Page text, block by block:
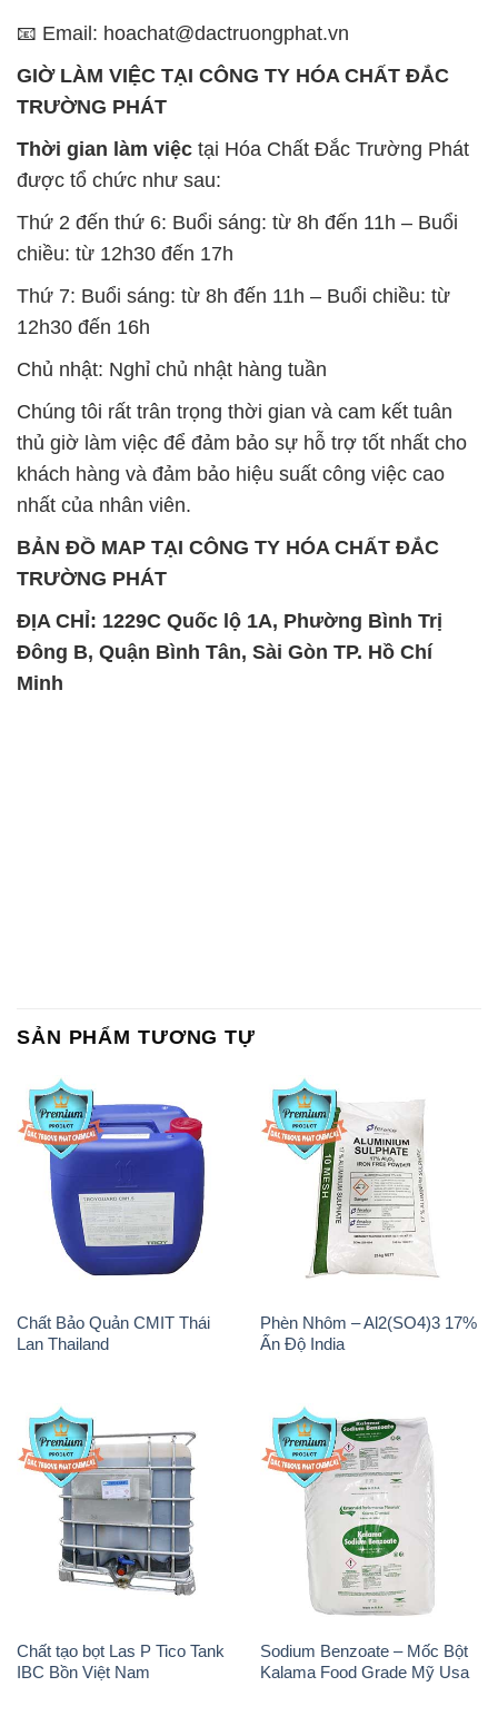
được tổ chức như sau:
Thứ 2 đến thứ 6: Buổi sáng: từ 8h đến 11h – Buổi
chiều: từ 12h30 đến 17h
Thứ 7: Buổi sáng: từ 8h đến 11h – Buổi chiều: từ
12h30 đến 16h
Chủ nhật: Nghỉ chủ nhật hàng tuần
thủ giờ làm việc để đảm bảo sự hỗ trợ tốt nhất cho
khách hàng và đảm bảo hiệu suất công việc cao
nhất của nhân viên.
BẢN ĐỒ MAP TẠI CÔNG TY HÓA CHẤT ĐẮC
TRƯỜNG PHÁT
ĐỊA CHỈ: 1229C Quốc lộ 1A, Phường Bình Trị
Đông B, Quận Bình Tân, Sài Gòn TP. Hồ Chí
Minh
Chất Bảo Quản CMIT Thái
Lan Thailand
Phèn Nhôm – Al2(SO4)3 17%
Ấn Độ India
Chất tạo bọt Las P Tico Tank
IBC Bồn Việt Nam
Sodium Benzoate – Mốc Bột
Kalama Food Grade Mỹ Usa